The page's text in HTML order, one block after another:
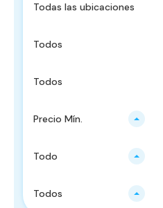
Todas las ubicaciones
Todos
Todos
Precio Mín.
Todo
Todos